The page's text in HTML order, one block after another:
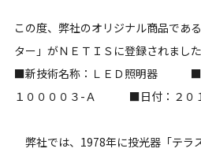
九州・沖縄（外部）
この度、弊社のオリジナル商品であ
ター」がＮＥＴＩＳに登録されまし
■新技術名称：ＬＥＤ照明器 ■
１００００３-Ａ ■日付：２０１
弊社では、1978年に投光器「テラ